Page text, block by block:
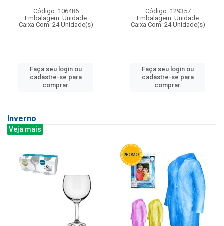
Código: 106486
Embalagem: Unidade
Caixa Com: 24 Unidade(s)
Faça seu login ou
cadastre-se para
comprar.
Código: 129357
Embalagem: Unidade
Caixa Com: 24 Unidade(s)
Faça seu login ou
cadastre-se para
comprar.
Inverno
Veja mais